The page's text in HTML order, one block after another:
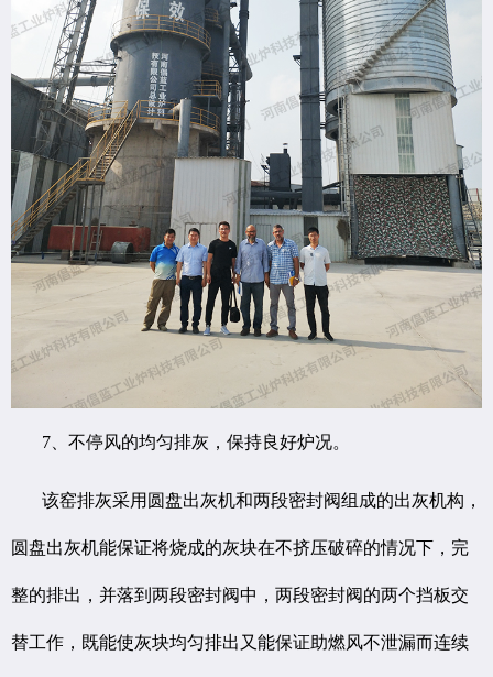
7、不停风的均匀排灰，保持良好炉况。
该窑排灰采用圆盘出灰机和两段密封阀组成的出灰机构，
圆盘出灰机能保证将烧成的灰块在不挤压破碎的情况下，完
整的排出，并落到两段密封阀中，两段密封阀的两个挡板交
替工作，既能使灰块均匀排出又能保证助燃风不泄漏而连续